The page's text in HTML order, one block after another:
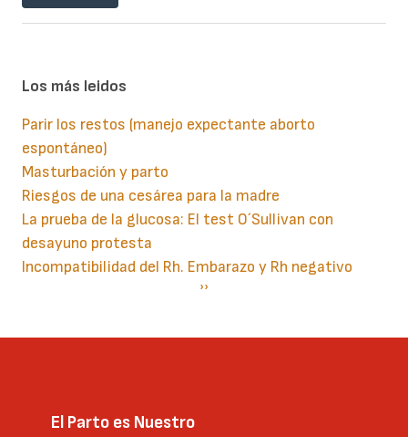
Los más leidos
Parir los restos (manejo expectante aborto
espontáneo)
Masturbación y parto
Riesgos de una cesárea para la madre
La prueba de la glucosa: El test O´Sullivan con
desayuno protesta
Incompatibilidad del Rh. Embarazo y Rh negativo
Siguiente
››
El Parto es Nuestro